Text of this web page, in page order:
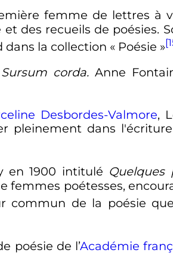
femme de lettres à
des recueils de poésies.
la collection « Poésie »
Sursum corda. Anne
Desbordes-Valmore,
pleinement dans
en 1900 intitulé Quelques
femmes poétesses,
commun de la poésie
poésie de l’Académie